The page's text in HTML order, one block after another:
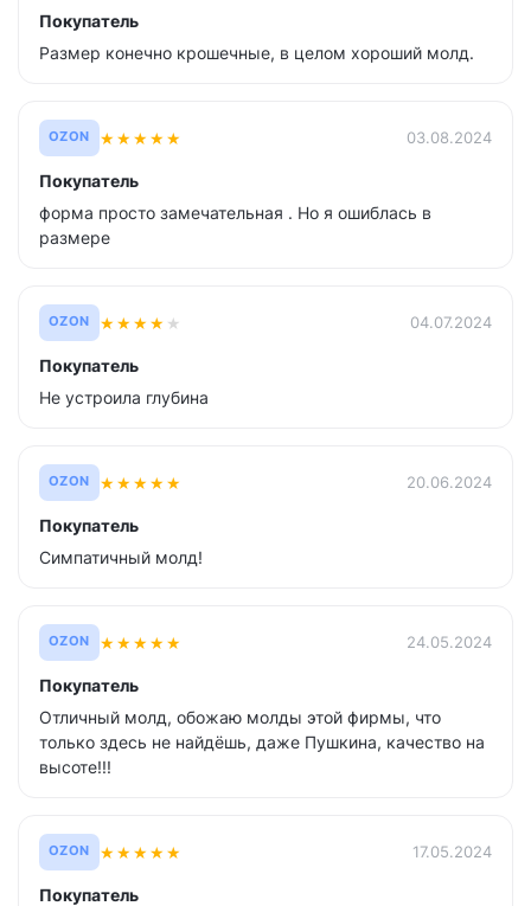
Покупатель
Размер конечно крошечные, в целом хороший молд.
OZON ★★★★★ 03.08.2024
Покупатель
форма просто замечательная . Но я ошиблась в
размере
OZON ★★★★ ★ 04.07.2024
Покупатель
Не устроила глубина
OZON ★★★★★ 20.06.2024
Покупатель
Симпатичный молд!
OZON ★★★★★ 24.05.2024
Покупатель
Отличный молд, обожаю молды этой фирмы, что
только здесь не найдёшь, даже Пушкина, качество на
высоте!!!
OZON ★★★★★ 17.05.2024
Покупатель